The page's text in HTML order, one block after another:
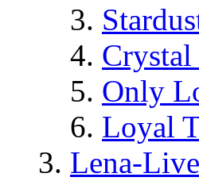
Only
Loyal
Lena-